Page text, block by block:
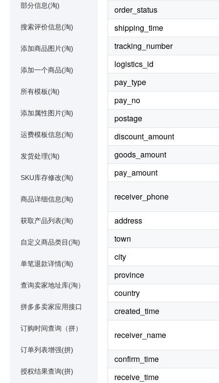
部分信息(淘)
搜索评价信息(淘)
添加商品图片(淘)
添加一个商品(淘)
所有模板(淘)
添加属性图片(淘)
运费模板信息(淘)
发货处理(淘)
SKU库存修改(淘)
商品详细信息(淘)
获取产品列表(淘)
自定义商品类目(淘)
单笔退款详情(淘)
查询卖家地址库(淘）
拼多多卖家应用接口
订购时间查询（拼）
订单列表增强(拼)
授权结果查询(拼)
order_status
shipping_time
tracking_number
logistics_id
pay_type
pay_no
postage
discount_amount
goods_amount
pay_amount
receiver_phone
address
town
city
province
country
created_time
receiver_name
confirm_time
receive_time